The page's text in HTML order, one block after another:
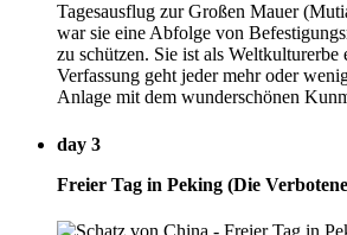
Tagesausflug zur Großen Mauer
war sie eine Abfolge von
zu schützen. Sie ist als
Verfassung geht jeder mehr oder
Anlage mit dem wunderschönen
day 3
Freier Tag in Peking (Die